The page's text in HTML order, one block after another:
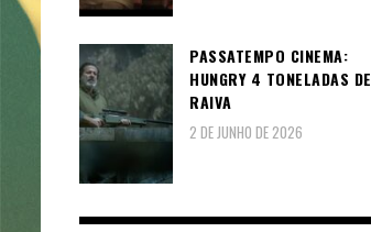
PASSATEMPO CINEMA:
HUNGRY 4 TONELADAS DE
RAIVA
2 DE JUNHO DE 2026